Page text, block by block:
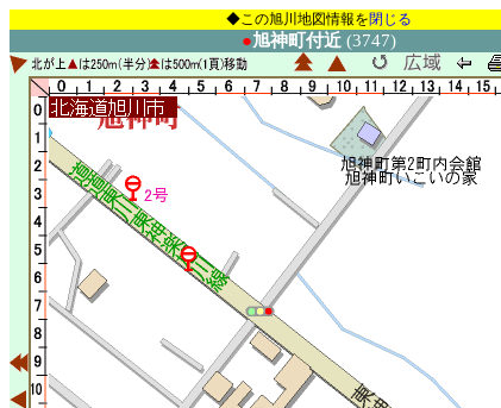
◆この旭川地図情報を閉じる
●旭神町付近 (3747)